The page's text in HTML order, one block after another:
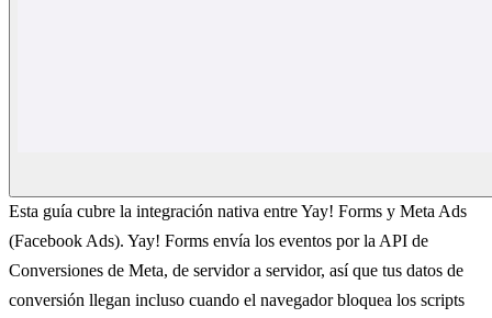
Esta guía cubre la integración nativa entre Yay! Forms y Meta Ads
(Facebook Ads). Yay! Forms envía los eventos por la API de
Conversiones de Meta, de servidor a servidor, así que tus datos de
conversión llegan incluso cuando el navegador bloquea los scripts